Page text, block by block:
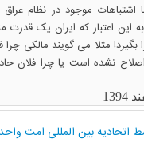
اشتباهات موجود در نظام
این اعتبار که ایران یک
بگیرد! مثلا می گویند مالکی چرا
نشده است یا چرا فلان
اتحادیه بین المللی امت